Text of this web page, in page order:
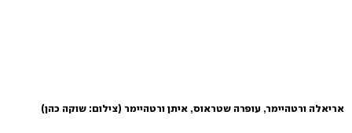
אריאלה ורטהיימר, עופרה שטראוס, איתן ורטהיימר (צילום: שוקה כהן)